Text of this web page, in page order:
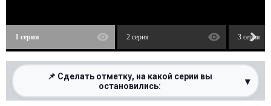
1 серия 2 серия 3 серия
📌 Сделать отметку, на какой серии вы
остановились:
▾